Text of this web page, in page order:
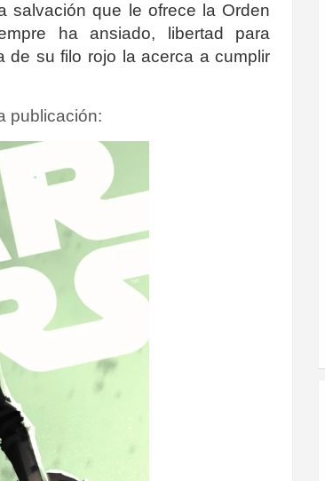
salvación que le ofrece la Orden
ha ansiado, libertad para
de su filo rojo la acerca a cumplir
publicación: